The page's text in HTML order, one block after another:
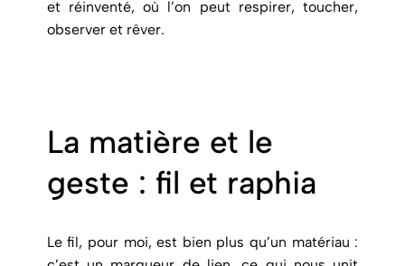
et réinventé, où l’on peut respirer, toucher,
observer et rêver.
La matière et le
geste : fil et raphia
Le fil, pour moi, est bien plus qu’un matériau :